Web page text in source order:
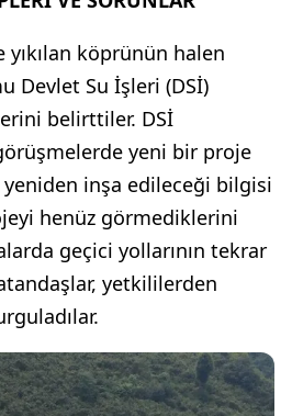
yıkılan köprünün halen
Devlet Su İşleri (DSİ)
belirttiler. DSİ
yeni bir proje
yeniden inşa edileceği bilgisi
henüz görmediklerini
geçici yollarının tekrar
yetkililerden